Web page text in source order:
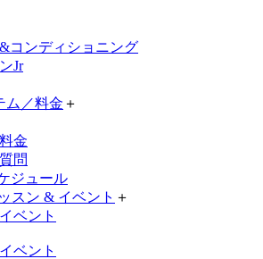
コンディショニング
Jr
ム／料金 ＋
金
問
ジュール
スン & イベント ＋
ベント
ベント